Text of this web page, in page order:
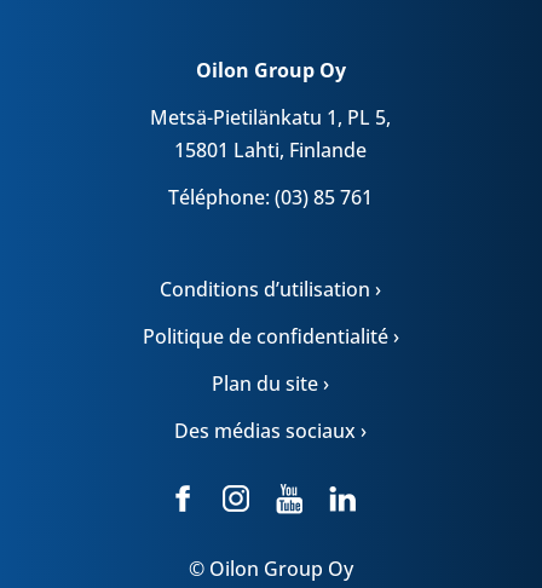
Oilon Group Oy
Metsä-Pietilänkatu 1, PL 5,
15801 Lahti, Finlande
Téléphone: (03) 85 761
Conditions d’utilisation ›
Politique de confidentialité ›
Plan du site ›
Des médias sociaux ›
© Oilon Group Oy